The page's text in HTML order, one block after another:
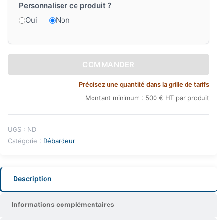
Personnaliser ce produit ?
Oui
Non
COMMANDER
Précisez une quantité dans la grille de tarifs
Montant minimum : 500 € HT par produit
UGS : ND
Catégorie : Débardeur
Description
Informations complémentaires